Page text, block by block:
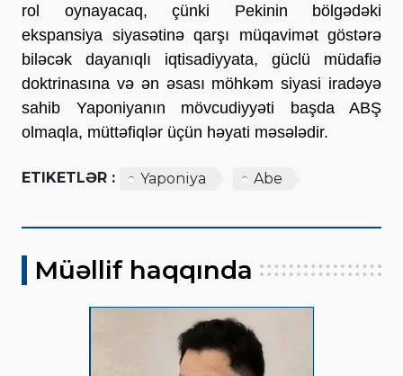
rol oynayacaq, çünki Pekinin bölgədəki
ekspansiya siyasətinə qarşı müqavimət göstərə
biləcək dayanıqlı iqtisadiyyata, güclü müdafiə
doktrinasına və ən əsası möhkəm siyasi iradəyə
sahib Yaponiyanın mövcudiyyəti başda ABŞ
olmaqla, müttəfiqlər üçün həyati məsələdir.
ETIKETLƏR : Yaponiya Abe
Müəllif haqqında